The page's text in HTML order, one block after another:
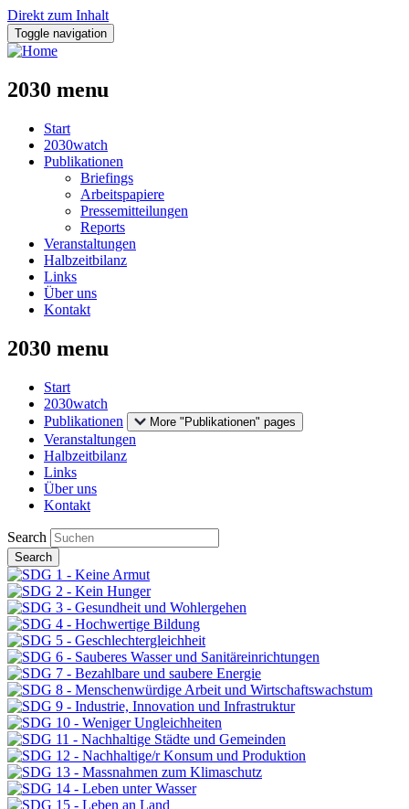
Direkt zum Inhalt
Toggle navigation
2030 menu
Start
2030watch
Publikationen
Briefings
Arbeitspapiere
Pressemitteilungen
Reports
Veranstaltungen
Halbzeitbilanz
Links
Über uns
Kontakt
2030 menu
Start
2030watch
Publikationen
More "Publikationen" pages
Veranstaltungen
Halbzeitbilanz
Links
Über uns
Kontakt
Search